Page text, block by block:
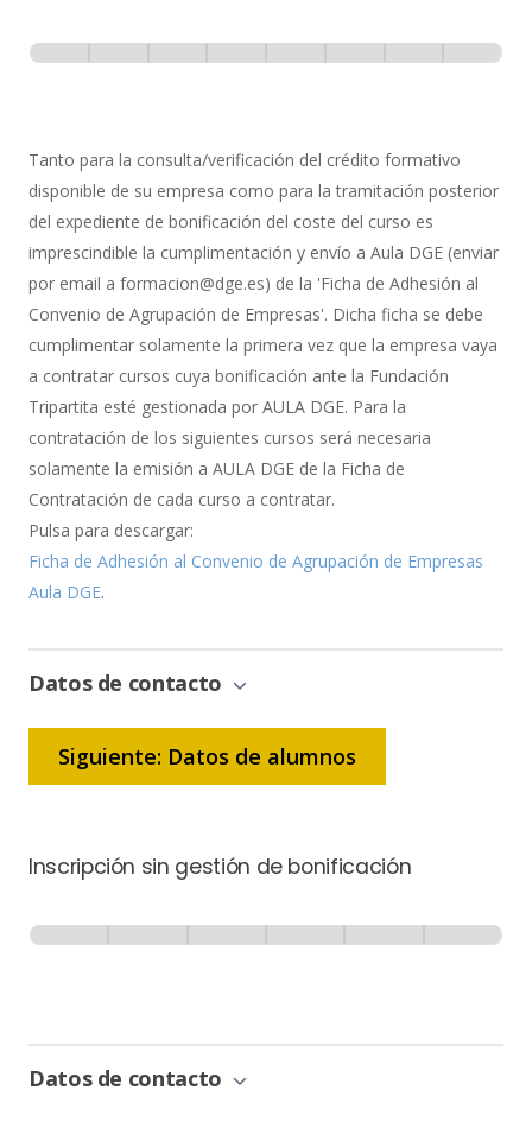
-
de
Bonificación
Tanto para la consulta/verificación del crédito formativo
disponible de su empresa como para la tramitación posterior
del expediente de bonificación del coste del curso es
imprescindible la cumplimentación y envío a Aula DGE (enviar
por email a formacion@dge.es) de la 'Ficha de Adhesión al
Convenio de Agrupación de Empresas'. Dicha ficha se debe
cumplimentar solamente la primera vez que la empresa vaya
a contratar cursos cuya bonificación ante la Fundación
Tripartita esté gestionada por AULA DGE. Para la
contratación de los siguientes cursos será necesaria
solamente la emisión a AULA DGE de la Ficha de
Contratación de cada curso a contratar.
Pulsa para descargar:
Ficha de Adhesión al Convenio de Agrupación de Empresas
Aula DGE.
Datos de contacto
Siguiente: Datos de alumnos
Inscripción sin gestión de bonificación
-
Bonificación
Datos de contacto